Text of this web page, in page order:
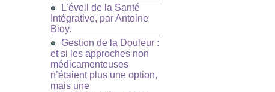
L’éveil de la Santé
Intégrative, par Antoine
Bioy.
Gestion de la Douleur :
et si les approches non
médicamenteuses
n’étaient plus une option,
mais une